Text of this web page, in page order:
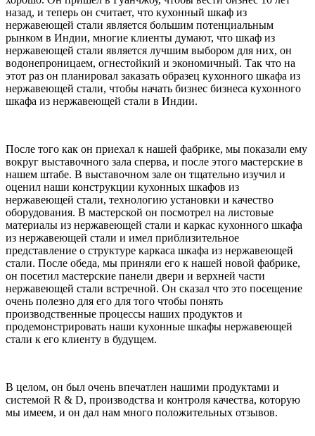
назад, и теперь он считает, что кухонный шкаф из
нержавеющей стали является большим потенциальным
рынком в Индии, многие клиенты думают, что шкаф из
нержавеющей стали является лучшим выбором для них, он
водонепроницаем, огнестойкий и экономичный. Так что на
этот раз он планировал заказать образец кухонного шкафа из
нержавеющей стали, чтобы начать бизнес бизнеса кухонного
шкафа из нержавеющей стали в Индии.
После того как он приехал к нашей фабрике, мы показали ему
вокруг выставочного зала сперва, и после этого мастерские в
нашем штабе. В выставочном зале он тщательно изучил и
оценил наши конструкции кухонных шкафов из
нержавеющей стали, технологию установки и качество
оборудования. В мастерской он посмотрел на листовые
материалы из нержавеющей стали и каркас кухонного шкафа
из нержавеющей стали и имел приблизительное
представление о структуре каркаса шкафа из нержавеющей
стали. После обеда, мы приняли его к нашей новой фабрике,
он посетил мастерские панели двери и верхней части
нержавеющей стали встречной. Он сказал что это посещение
очень полезно для его для того чтобы понять
производственные процессы наших продуктов и
продемонстрировать наши кухонные шкафы нержавеющей
стали к его клиенту в будущем.
В целом, он был очень впечатлен нашими продуктами и
системой R & D, производства и контроля качества, которую
мы имеем, и он дал нам много положительных отзывов.